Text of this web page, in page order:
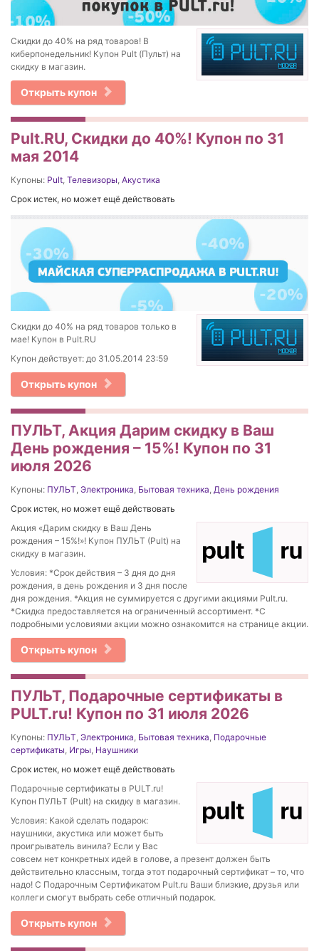
Скидки до 40% на ряд товаров! В
киберпонедельник! Купон Pult (Пульт) на
скидку в магазин.
Открыть купон
Pult.RU, Скидки до 40%! Купон по 31
мая 2014
Купоны: Pult Телевизоры Акустика
Срок истек, но может ещё действовать
Скидки до 40% на ряд товаров только в
мае! Купон в Pult.RU
Купон действует: до 31.05.2014 23:59
Открыть купон
ПУЛЬТ, Акция Дарим скидку в Ваш
День рождения – 15%! Купон по 31
июля 2026
Купоны: ПУЛЬТ Электроника Бытовая техника День рождения
Срок истек, но может ещё действовать
Акция «Дарим скидку в Ваш День
рождения – 15%!»! Купон ПУЛЬТ (Pult) на
скидку в магазин.
Условия: *Срок действия – 3 дня до дня
рождения, в день рождения и 3 дня после
дня рождения. *Акция не суммируется с другими акциями Pult.ru.
*Скидка предоставляется на ограниченный ассортимент. *С
подробными условиями акции можно ознакомится на странице акции.
Открыть купон
ПУЛЬТ, Подарочные сертификаты в
PULT.ru! Купон по 31 июля 2026
Купоны: ПУЛЬТ Электроника Бытовая техника Подарочные
сертификаты Игры Наушники
Срок истек, но может ещё действовать
Подарочные сертификаты в PULT.ru!
Купон ПУЛЬТ (Pult) на скидку в магазин.
Условия: Какой сделать подарок:
наушники, акустика или может быть
проигрыватель винила? Если у Вас
совсем нет конкретных идей в голове, а презент должен быть
действительно классным, тогда этот подарочный сертификат – то, что
надо! С Подарочным Сертификатом Pult.ru Ваши близкие, друзья или
коллеги смогут выбрать себе отличный подарок.
Открыть купон